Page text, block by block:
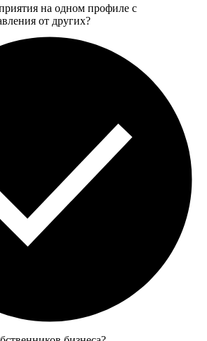
на одном профиле с
от других?